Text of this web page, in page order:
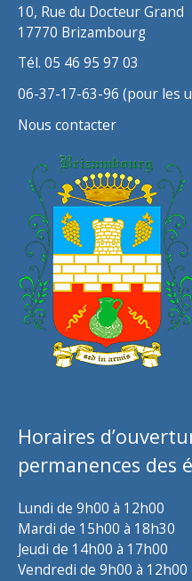
10, Rue du Docteur Grand
17770 Brizambourg
Tél. 05 46 95 97 03
06-37-17-63-96 (pour les
Nous contacter
Horaires
permanences des
Lundi de 9h00 à 12h00
Mardi de 15h00 à 18h30
Jeudi de 14h00 à 17h00
Vendredi de 9h00 à 12h00